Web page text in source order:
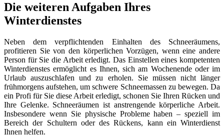
Die weiteren Aufgaben Ihres
Winterdienstes
Neben dem verpflichtenden Einhalten des Schneeräumens,
profitieren Sie von den körperlichen Vorzügen, wenn eine andere
Person für Sie die Arbeit erledigt. Das Einstellen eines kompetenten
Winterdienstes ermöglicht es Ihnen, sich am Wochenende oder im
Urlaub auszuschlafen und zu erholen. Sie müssen nicht länger
frühmorgens aufstehen, um schwere Schneemassen zu bewegen. Da
ein Profi für Sie diese Arbeit erledigt, schonen Sie Ihren Rücken und
Ihre Gelenke. Schneeräumen ist anstrengende körperliche Arbeit.
Insbesondere wenn Sie physische Probleme haben – speziell im
Bereich der Schultern oder des Rückens, kann ein Winterdienst
Ihnen helfen.